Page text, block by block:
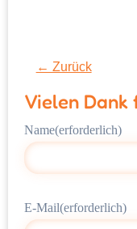
← Zurück
Vielen Dank
Name(erforderlich)
E-Mail(erforderlich)